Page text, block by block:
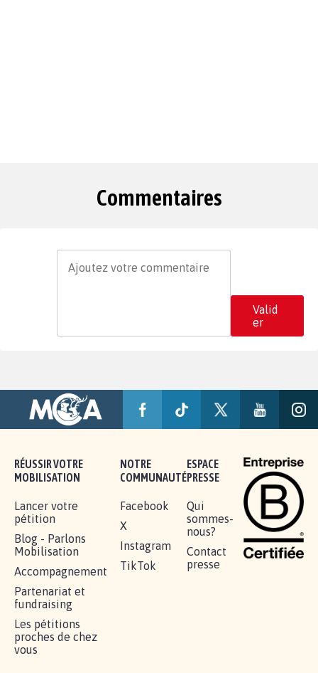
Commentaires
Valid
er
RÉUSSIR VOTRE
MOBILISATION
Lancer votre
pétition
Blog - Parlons
Mobilisation
Accompagnement
Partenariat et
fundraising
Les pétitions
proches de chez
vous
NOTRE
COMMUNAUTÉ
Facebook
X
Instagram
TikTok
ESPACE
PRESSE
Qui
sommes-
nous?
Contact
presse